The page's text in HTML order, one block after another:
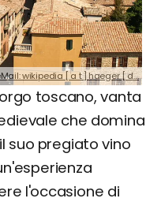
wikipedia [ a t ] haeger [ d....
toscano, vanta
che domina
suo pregiato vino
l'occasione di